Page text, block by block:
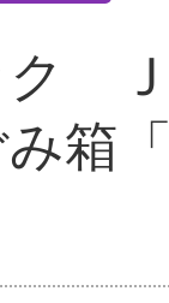
ク
箱